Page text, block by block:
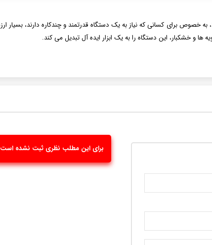
و خشکبار، این دستگاه را به یک ابزار ایده آل تبدیل می کند.
برای این مطلب نظری ثبت نشده است